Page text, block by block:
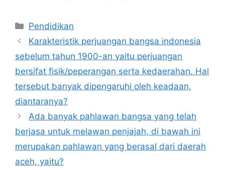
Kategori
Pendidikan
Karakteristik perjuangan bangsa indonesia
sebelum tahun 1900-an yaitu perjuangan
bersifat fisik/peperangan serta kedaerahan. Hal
tersebut banyak dipengaruhi oleh keadaan,
diantaranya?
Ada banyak pahlawan bangsa yang telah
berjasa untuk melawan penjajah, di bawah ini
merupakan pahlawan yang berasal dari daerah
aceh, yaitu?